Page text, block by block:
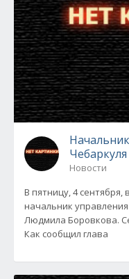
Новости
В пятницу, 4 сентября,
начальник
Людмила Боровкова.
Как сообщил глава